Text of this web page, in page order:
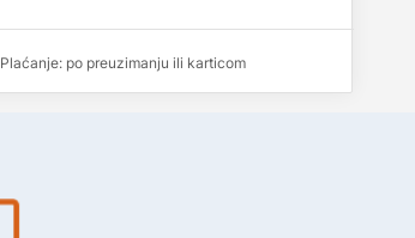
Plaćanje: po preuzimanju ili karticom